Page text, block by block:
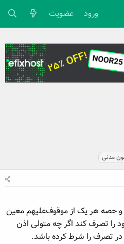
ورود عضویت
مدنی
و حصه هر یک از موقوف‌علیهم معین
را تصرف کند اگر چه متولی ‌اذن
تصرف را شرط کرده باشد.